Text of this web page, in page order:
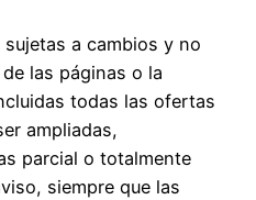
a cambios y no
las páginas o la
todas las ofertas
ampliadas,
parcial o totalmente
siempre que las